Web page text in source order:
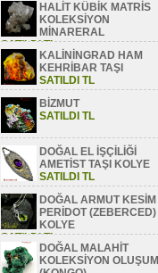
HALİT KÜBİK MATRİS
KOLEKSİYON
MİNARERAL
SATILDI TL
KALİNİNGRAD HAM
KEHRİBAR TAŞI
SATILDI TL
BİZMUT
SATILDI TL
DOĞAL EL İŞÇİLİĞİ
AMETİST TAŞI KOLYE
SATILDI TL
DOĞAL ARMUT KESİM
PERİDOT (ZEBERCED)
KOLYE
SATILDI TL
DOĞAL MALAHİT
KOLEKSİYON OLUŞUM